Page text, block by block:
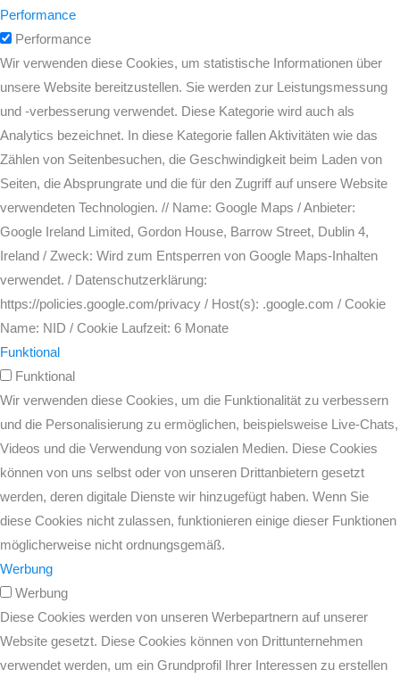
Performance
Performance
Wir verwenden diese Cookies, um statistische Informationen über
unsere Website bereitzustellen. Sie werden zur Leistungsmessung
und -verbesserung verwendet. Diese Kategorie wird auch als
Analytics bezeichnet. In diese Kategorie fallen Aktivitäten wie das
Zählen von Seitenbesuchen, die Geschwindigkeit beim Laden von
Seiten, die Absprungrate und die für den Zugriff auf unsere Website
verwendeten Technologien. // Name: Google Maps / Anbieter:
Google Ireland Limited, Gordon House, Barrow Street, Dublin 4,
Ireland / Zweck: Wird zum Entsperren von Google Maps-Inhalten
verwendet. / Datenschutzerklärung:
https://policies.google.com/privacy / Host(s): .google.com / Cookie
Name: NID / Cookie Laufzeit: 6 Monate
Funktional
Funktional
Wir verwenden diese Cookies, um die Funktionalität zu verbessern
und die Personalisierung zu ermöglichen, beispielsweise Live-Chats,
Videos und die Verwendung von sozialen Medien. Diese Cookies
können von uns selbst oder von unseren Drittanbietern gesetzt
werden, deren digitale Dienste wir hinzugefügt haben. Wenn Sie
diese Cookies nicht zulassen, funktionieren einige dieser Funktionen
möglicherweise nicht ordnungsgemäß.
Werbung
Werbung
Diese Cookies werden von unseren Werbepartnern auf unserer
Website gesetzt. Diese Cookies können von Drittunternehmen
verwendet werden, um ein Grundprofil Ihrer Interessen zu erstellen